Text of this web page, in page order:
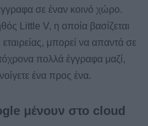
σε έναν κοινό χώρο.
Little V, η οποία βασίζεται
μπορεί να απαντά σε
πολλά έγγραφα μαζί,
ένα προς ένα.
μένουν στο cloud